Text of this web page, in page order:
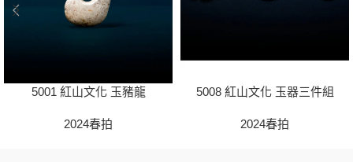
5001 紅山文化 玉豬龍
2024春拍
5008 紅山文化 玉器三件組
2024春拍